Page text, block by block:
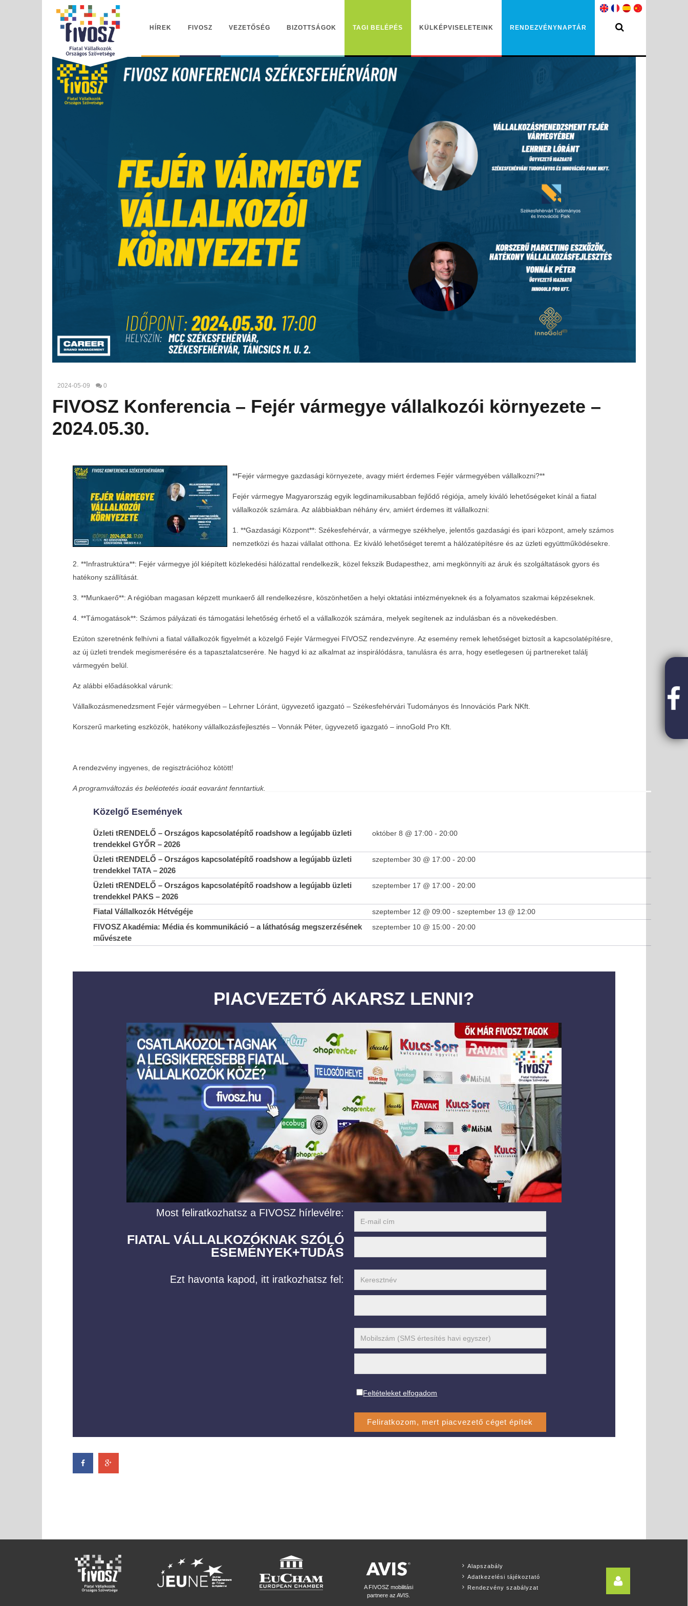
HÍREK FIVOSZ VEZETŐSÉG BIZOTTSÁGOK TAGI BELÉPÉS KÜLKÉPVISELETEINK RENDEZVÉNYNAPTÁR
2024-05-09 0
FIVOSZ Konferencia – Fejér vármegye vállalkozói környezete –
2024.05.30.
MOST NÉZED
FIVOSZ Konferencia – Fejér vármegye vállalkozói
Teltházas FIVOSZ Garden Party-t tartottunk a Continental
Egyedi lehetőség FIVOSZ-tagoknak!
2024-
05-09
**Fejér vármegye gazdasági környezete, avagy miért érdemes Fejér vármegyében vállalkozni?**
Fejér vármegye Magyarország egyik legdinamikusabban fejlődő régiója, amely kiváló lehetőségeket kínál a fiatal
vállalkozók számára. Az alábbiakban néhány érv, amiért érdemes itt vállalkozni:
1. **Gazdasági Központ**: Székesfehérvár, a vármegye székhelye, jelentős gazdasági és ipari központ, amely számos
nemzetközi és hazai vállalat otthona. Ez kiváló lehetőséget teremt a hálózatépítésre és az üzleti együttműködésekre.
2. **Infrastruktúra**: Fejér vármegye jól kiépített közlekedési hálózattal rendelkezik, közel fekszik Budapesthez, ami megkönnyíti az áruk és szolgáltatások gyors és
hatékony szállítását.
3. **Munkaerő**: A régióban magasan képzett munkaerő áll rendelkezésre, köszönhetően a helyi oktatási intézményeknek és a folyamatos szakmai képzéseknek.
4. **Támogatások**: Számos pályázati és támogatási lehetőség érhető el a vállalkozók számára, melyek segítenek az indulásban és a növekedésben.
Ezúton szeretnénk felhívni a fiatal vállalkozók figyelmét a közelgő Fejér Vármegyei FIVOSZ rendezvényre. Az esemény remek lehetőséget biztosít a kapcsolatépítésre,
az új üzleti trendek megismerésére és a tapasztalatcserére. Ne hagyd ki az alkalmat az inspirálódásra, tanulásra és arra, hogy esetlegesen új partnereket találj
vármegyén belül.
Az alábbi előadásokkal várunk:
Vállalkozásmenedzsment Fejér vármegyében – Lehrner Lóránt, ügyvezető igazgató – Székesfehérvári Tudományos és Innovációs Park NKft.
Korszerű marketing eszközök, hatékony vállalkozásfejlesztés – Vonnák Péter, ügyvezető igazgató – innoGold Pro Kft.
A rendezvény ingyenes, de regisztrációhoz kötött!
A programváltozás és beléptetés jogát egyaránt fenntartjuk.
Közelgő Események
Üzleti tRENDELŐ – Országos kapcsolatépítő roadshow a legújabb üzleti
trendekkel GYŐR – 2026
október 8 @ 17:00- 20:00
Üzleti tRENDELŐ – Országos kapcsolatépítő roadshow a legújabb üzleti
trendekkel TATA – 2026
szeptember 30 @ 17:00- 20:00
Üzleti tRENDELŐ – Országos kapcsolatépítő roadshow a legújabb üzleti
trendekkel PAKS – 2026
szeptember 17 @ 17:00- 20:00
Fiatal Vállalkozók Hétvégéje szeptember 12 @ 09:00- szeptember 13 @ 12:00
FIVOSZ Akadémia: Média és kommunikáció – a láthatóság megszerzésének
művészete
szeptember 10 @ 15:00- 20:00
PIACVEZETŐ AKARSZ LENNI?
Most feliratkozhatsz a FIVOSZ hírlevélre:
FIATAL VÁLLALKOZÓKNAK SZÓLÓ
ESEMÉNYEK+TUDÁS
Ezt havonta kapod, itt iratkozhatsz fel:
Feltételeket elfogadom
A FIVOSZ mobilitási
partnere az AVIS.
Alapszabály
Adatkezelési tájékoztató
Rendezvény szabályzat